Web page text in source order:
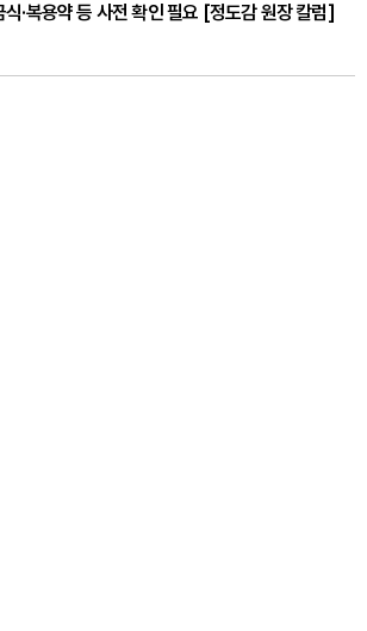
·복용약 등 사전 확인 필요 [정도감 원장 칼럼]